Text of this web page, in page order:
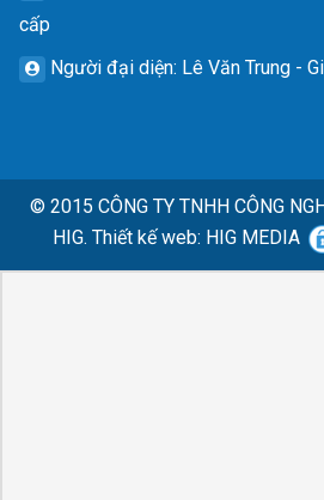
cấp
Người đại diện: Lê Văn Trung -
© 2015 CÔNG TY TNHH CÔNG
HIG. Thiết kế web: HIG MEDIA